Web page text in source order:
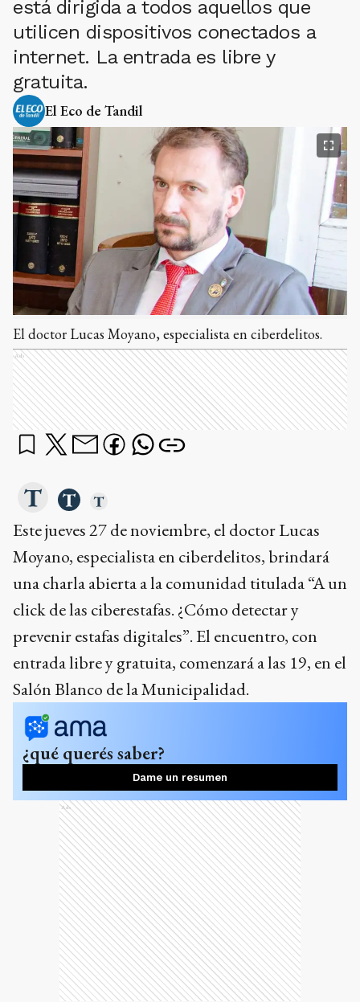
está dirigida a todos aquellos que
utilicen dispositivos conectados a
internet. La entrada es libre y
gratuita.
El Eco de Tandil
El doctor Lucas Moyano, especialista en ciberdelitos.
Ads
Este jueves 27 de noviembre, el doctor Lucas
Moyano, especialista en ciberdelitos, brindará
una charla abierta a la comunidad titulada “A un
click de las ciberestafas. ¿Cómo detectar y
prevenir estafas digitales”. El encuentro, con
entrada libre y gratuita, comenzará a las 19, en el
Salón Blanco de la Municipalidad.
¿qué querés saber?
Dame un resumen
Ads